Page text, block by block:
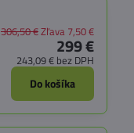
299 €
243,09 € bez DPH
306,50 €Zľava 7,50 €
Do košíka